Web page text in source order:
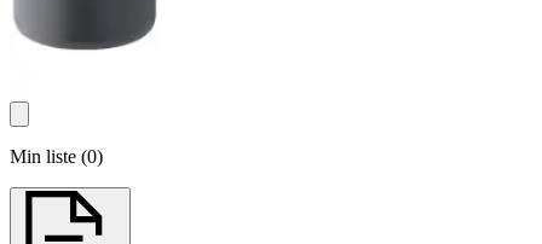
Min liste (0)